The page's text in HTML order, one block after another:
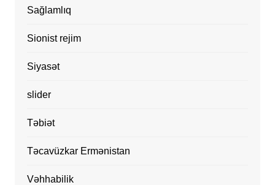
Sağlamlıq
Sionist rejim
Siyasət
slider
Təbiət
Təcavüzkar Ermənistan
Vəhhabilik